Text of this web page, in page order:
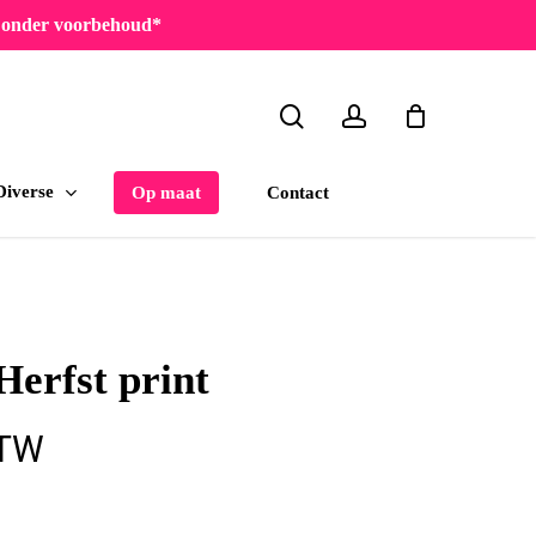
voorbehoud*
Op maat Contact
print